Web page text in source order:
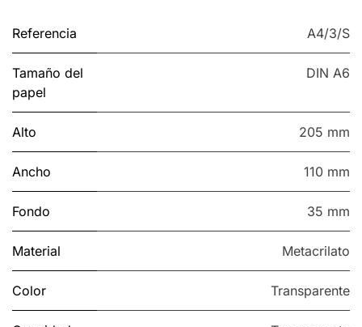
Referencia A4/3/S
Tamaño del
papel
DIN A6
Alto 205 mm
Ancho 110 mm
Fondo 35 mm
Material Metacrilato
Color Transparente